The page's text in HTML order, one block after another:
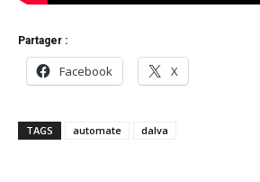
Partager :
Facebook X
TAGS automate dalva